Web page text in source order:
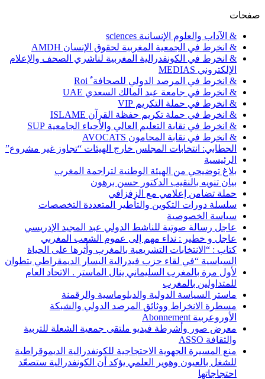
صفحات
& الآداب والعلوم الإنسانية sciences
& انخرط في الجمعية المغربية لحقوق الإنسان AMDH
& انخرط في الكونفدرالية المغربية لناشري الصحف والإعلام
الإلكتروني MEDIAS
& انخرط في المرصد الدولي للصحافة ٌ Roi
& انخرط في جامعة عبد المالك السعدي UAE
& انخرط في حملة التكريم VIP
& انخرط في حملة تكريم حفظة القرآن ISLAME
& انخرط في نقابة التعليم العالي والأحياء الجامعية SUP
& انخرط في نقابة المحامون AVOCATS
الحطابي: انتخابات المجلس خارج الهيئات “تجاوز غير مشروع”
الرئيسية
بلاغ توضيحي من الهيئة الوطنية لتراجمة المغرب
بيان تنويه بالنقيب الدكتور حسن برهون
حملة تضامن إعلامي مع الزفزافي
سلسلة دورات التكوين والتأطير المتعددة التخصصات
سياسة الخصوصية
عاجل رسالة صوتية للناشط الدولي عبد المجيد الإدريسي
عاجل و خطير : نداء مهم إلى عموم الشعب المغربي
كتاب : “الانتخابات التشريعية بالمغرب وأثرها على الحياة
السياسية “في لقاء حزب فيدرالية اليسار الديمقراطي بتطوان
لأول مرة بالمغرب السليماني ينال الماستر . الاتحاد العام
للمتداولين بالمغرب
ماستر السياسة الدولية والدبلوماسية والرقمنة
مسطرة الانخراط ووثائق المرصد الدولي والشبكة
الأوروعربية Abonnement
معرض صور وأشرطة فيديو ملتقى جمعية الشعلة للتربية
والثقافة ASSO
منع المسيرة الجهوية الاحتجاجية للكونفدرالية الديموقراطية
للشغل بالعيون وهوير العلمي يؤكد أن الكونفدرالية ستصعّد
احتجاجاتها